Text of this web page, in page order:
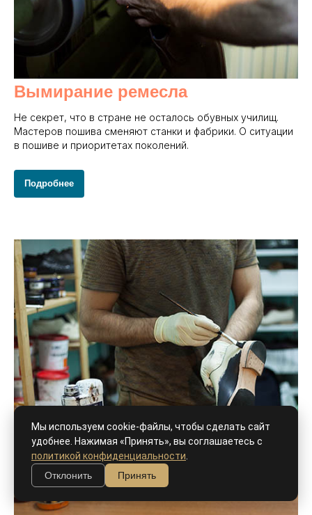
Мы используем cookie-файлы, чтобы сделать сайт
удобнее. Нажимая «Принять», вы соглашаетесь с
политикой конфиденциальности
Отклонить
Принять
Вымирание ремесла
Не секрет, что в стране не осталось обувных училищ.
Мастеров пошива сменяют станки и фабрики. О ситуации
в пошиве и приоритетах поколений.
Подробнее